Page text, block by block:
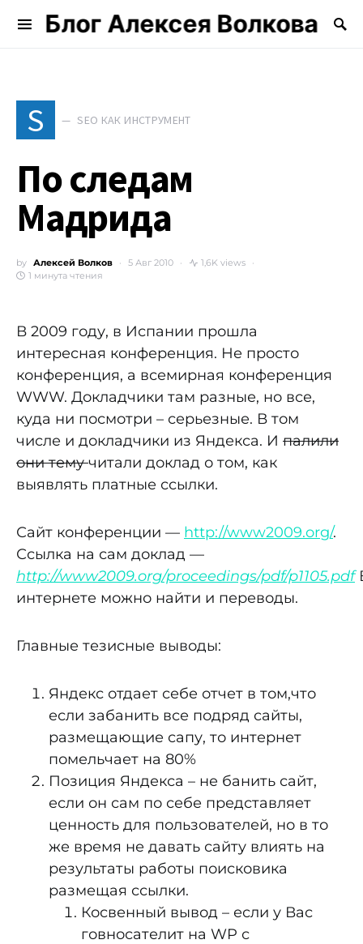
Блог Алексея Волкова
Search for:
S SEO КАК ИНСТРУМЕНТ
По следам
Мадрида
by Алексей Волков 5 Авг 2010
1,6K views
1 минута чтения
В 2009 году, в Испании прошла
интересная конференция. Не просто
конференция, а всемирная конференция
WWW. Докладчики там разные, но все,
куда ни посмотри – серьезные. В том
числе и докладчики из Яндекса. И палили
они темучитали доклад о том, как
выявлять платные ссылки.
Сайт конференции — http://www2009.org/.
Ссылка на сам доклад —
http://www2009.org/proceedings/pdf/p1105.pdf
интернете можно найти и переводы.
Главные тезисные выводы:
Яндекс отдает себе отчет в том,что
если забанить все подряд сайты,
размещающие сапу, то интернет
помельчает на 80%
Позиция Яндекса – не банить сайт,
если он сам по себе представляет
ценность для пользователей, но в то
же время не давать сайту влиять на
результаты работы поисковика
размещая ссылки.
Косвенный вывод – если у Вас
говносателит на WP с